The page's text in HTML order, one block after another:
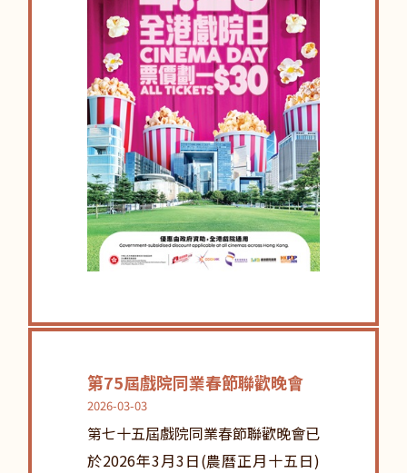
第75屆戲院同業春節聯歡晚會
2026-03-03
第七十五屆戲院同業春節聯歡晚會已
於2026年3月3日(農曆正月十五日)